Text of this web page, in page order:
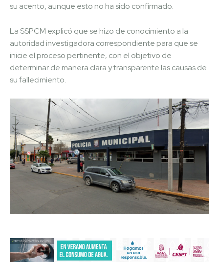
su acento, aunque esto no ha sido confirmado.
La SSPCM explicó que se hizo de conocimiento a la
autoridad investigadora correspondiente para que se
inicie el proceso pertinente, con el objetivo de
determinar de manera clara y transparente las causas de
su fallecimiento.